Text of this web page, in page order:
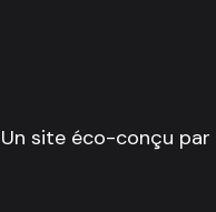
Un site éco-conçu par